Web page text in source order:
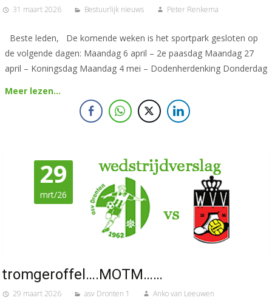
31 maart 2026 Bestuurlijk nieuws Peter Renkema
Beste leden, De komende weken is het sportpark gesloten op
de volgende dagen: Maandag 6 april – 2e paasdag Maandag 27
april – Koningsdag Maandag 4 mei – Dodenherdenking Donderdag
Meer lezen…
29
mrt/26
tromgeroffel….MOTM……
29 maart 2026 asv Dronten 1 Anko van Leeuwen